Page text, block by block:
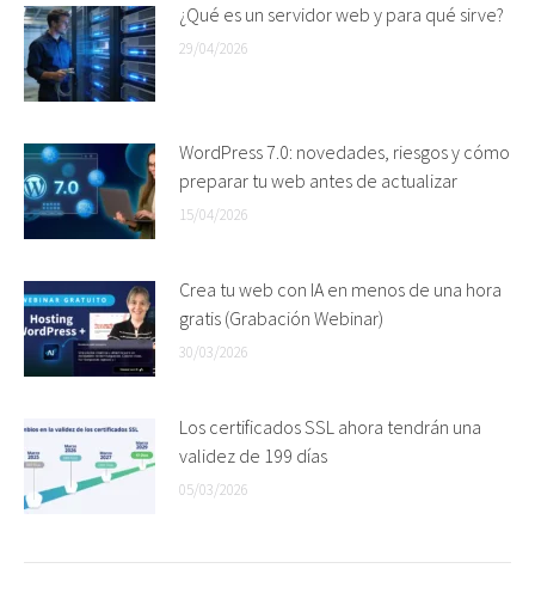
¿Qué es un servidor web y para qué sirve?
29/04/2026
WordPress 7.0: novedades, riesgos y cómo
preparar tu web antes de actualizar
15/04/2026
Crea tu web con IA en menos de una hora
gratis (Grabación Webinar)
30/03/2026
Los certificados SSL ahora tendrán una
validez de 199 días
05/03/2026